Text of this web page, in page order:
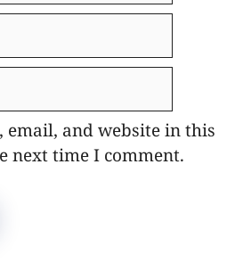
email, and website in this
next time I comment.